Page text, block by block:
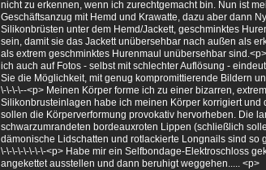
nicht zu erkennen, wenn ich zurechtgemacht bin. Nun ist
Geschäftsanzug mit Hemd und Krawatte, dazu aber dann
Silikonbrüsten unter dem Hemd/Jackett, geschminktes
sein, damit sie das Jackett unübersehbar nach außen als
als extrem geschminktes Hurenmaul unübersehbar
ich auch auf Fotos - selbst mit schlechter Auflösung -
Sie die Möglichkeit, mit genug kompromittierende Bildern
\-\-\-\--<p> Meinen Körper forme ich zu einer bizarren,
Silikonbrusteinlagen habe ich meinen Körper korrigiert
sollen die Körperverformung provokativ hervorheben. Die
schwarzumrandeten bordeauxroten Lippen (schließlich
dämonische Lidschatten und rotlackierte Longnails sind so
\-\-\-\-\-\-\-\-<p> Habe mir ein Selfbondage-Elektroschloss
angekettet ausstellen und dann beruhigt weggehen..... <p>